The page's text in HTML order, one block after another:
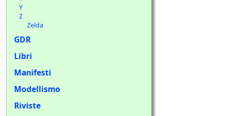
Y
Z
Zelda
GDR
Libri
Manifesti
Modellismo
Riviste